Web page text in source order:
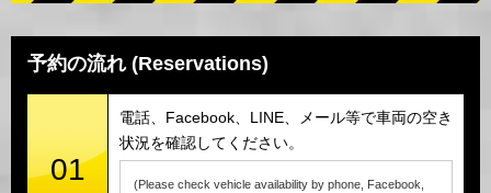
予約の流れ (Reservations)
01
電話、Facebook、LINE、メール等で車両の空き
状況を確認してください。
(Please check vehicle availability by phone, Facebook,